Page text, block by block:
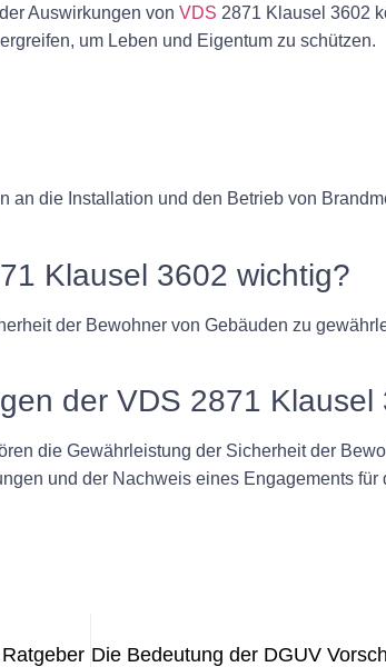
Auswirkungen von VDS 2871 Klausel 3602
um Leben und Eigentum zu schützen.
die Installation und den Betrieb von
Klausel 3602 wichtig?
der Bewohner von Gebäuden zu
der VDS 2871 Klausel
die Gewährleistung der Sicherheit der
und der Nachweis eines Engagements für